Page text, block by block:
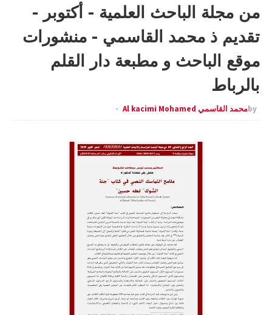
من مجلة الباحث العلمية - أكتوبر -
تقديم ذ محمد القاسمي - منشورات
موقع الباحث و مطبعة دار القلم
بالرباط
byمحمد القاسمي Al kacimi Mohamed